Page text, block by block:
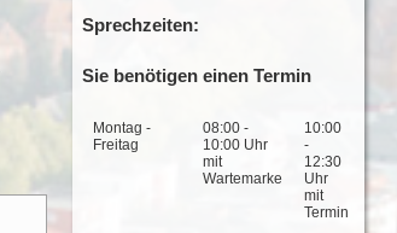
Sprechzeiten:
Sie benötigen einen Termin
Montag -
Freitag
08:00 -
10:00 Uhr
mit
Wartemarke
10:00
-
12:30
Uhr
mit
Termin